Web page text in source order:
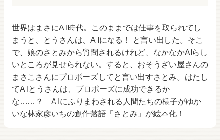
世界はまさにA I時代。このままでは仕事を取られてし
まうと、とうさんは、A Iになる！ と言い出した。そこ
で、娘のさとみから質問されるけれど、なかなかAIらし
いところが見せられない。すると、おそうざい屋さんの
まさこさんにプロポーズしてと言い出すさとみ。はたし
てA Iとうさんは、プロポーズに成功できるか
な……？ A Iにふりまわされる人間たちの様子がゆか
いな林家彦いちの創作落語「さとみ」が絵本化！